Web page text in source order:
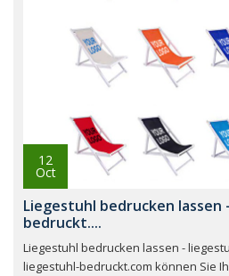
12
Oct
Liegestuhl bedrucken lassen
bedruckt....
Liegestuhl bedrucken lassen -
liegestuhl-bedruckt.com können Sie